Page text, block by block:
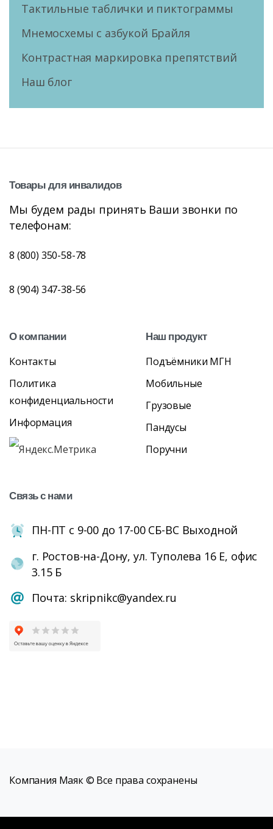
Тактильные таблички и пиктограммы
Мнемосхемы с азбукой Брайля
Контрастная маркировка препятствий
Наш блог
Товарыдля инвалидов
Мы будем рады принять Ваши звонки по
телефонам:
8 (800) 350-58-78
8 (904) 347-38-56
Окомпании
Контакты
Политика
конфиденциальности
Информация
Наш продукт
Подъёмники МГН
Мобильные
Грузовые
Пандусы
Поручни
Связьснами
ПН-ПТ с 9-00 до 17-00 СБ-ВС Выходной
г. Ростов-на-Дону, ул. Туполева 16 Е, офис
3.15 Б
Почта: skripnikc@yandex.ru
Компания Маяк © Все права сохранены